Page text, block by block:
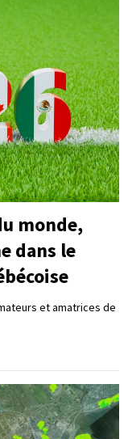
monde,
dans le
et amatrices de